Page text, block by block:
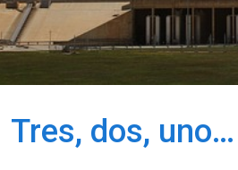
Tres, dos, uno…